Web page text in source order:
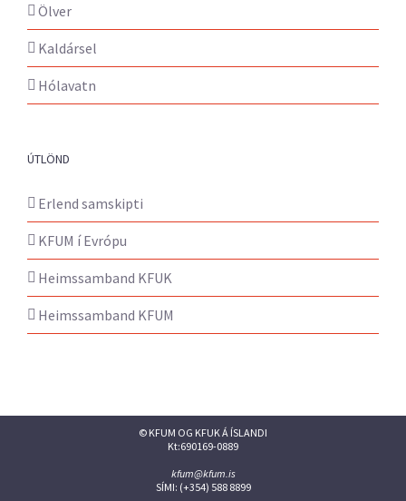
Ölver
Kaldársel
Hólavatn
ÚTLÖND
Erlend samskipti
KFUM í Evrópu
Heimssamband KFUK
Heimssamband KFUM
© KFUM OG KFUK Á ÍSLANDI
Kt:690169-0889
kfum@kfum.is
SÍMI: (+354) 588 8899